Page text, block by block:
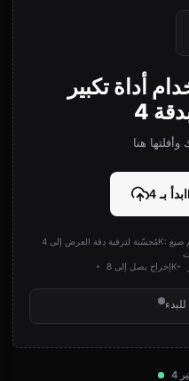
أداة تكبير
هنا
مُحسّنة لترقية دقة العرض إلى 4K: تدعم صيغ JPG و PNG و WebP بحجم يصل إلى 50
إخراج يصل إلى 8K